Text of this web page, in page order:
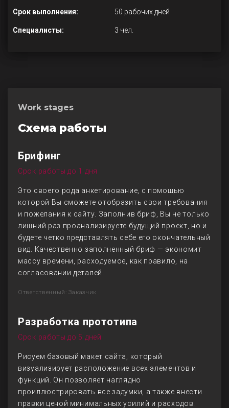
Срок выполнения: 50 рабочих дней
Специалисты: 3 чел.
Work stages
Схема работы
Брифинг
Срок работы до 1 дня
Это своего рода анкетирование, с помощью
которой Вы сможете отобразить свои требования
и пожелания к сайту. Заполнив бриф, Вы не только
лишний раз проанализируете будущий проект, но и
будете четко представлять себе его окончательный
вид. Качественно заполненный бриф — экономит
массу времени, расходуемое, как правило, на
согласовании деталей.
Ответственный: Заказчик
Разработка прототипа
Срок работы до 5 дней
Рисуем базовый макет сайта, который
визуализирует расположение всех элементов и
функций. Он позволяет наглядно
проиллюстрировать все задумки, а также внести
правки ценой минимальных усилий и расходов.